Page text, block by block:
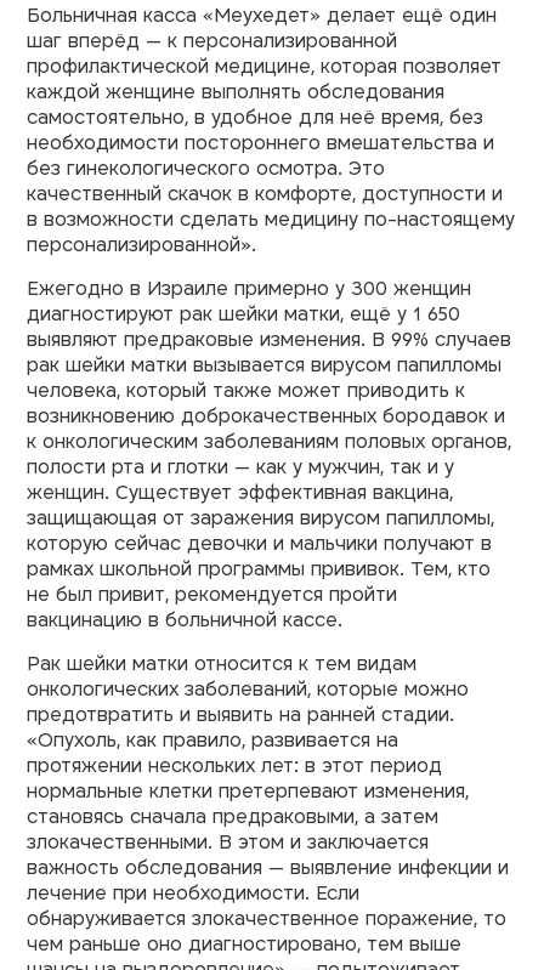
Больничная касса «Меухедет» делает ещё один
шаг вперёд — к персонализированной
профилактической медицине, которая позволяет
каждой женщине выполнять обследования
самостоятельно, в удобное для неё время, без
необходимости постороннего вмешательства и
без гинекологического осмотра. Это
качественный скачок в комфорте, доступности и
в возможности сделать медицину по-настоящему
персонализированной».
Ежегодно в Израиле примерно у 300 женщин
диагностируют рак шейки матки, ещё у 1 650
выявляют предраковые изменения. В 99% случаев
рак шейки матки вызывается вирусом папилломы
человека, который также может приводить к
возникновению доброкачественных бородавок и
к онкологическим заболеваниям половых органов,
полости рта и глотки — как у мужчин, так и у
женщин. Существует эффективная вакцина,
защищающая от заражения вирусом папилломы,
которую сейчас девочки и мальчики получают в
рамках школьной программы прививок. Тем, кто
не был привит, рекомендуется пройти
вакцинацию в больничной кассе.
Рак шейки матки относится к тем видам
онкологических заболеваний, которые можно
предотвратить и выявить на ранней стадии.
«Опухоль, как правило, развивается на
протяжении нескольких лет: в этот период
нормальные клетки претерпевают изменения,
становясь сначала предраковыми, а затем
злокачественными. В этом и заключается
важность обследования — выявление инфекции и
лечение при необходимости. Если
обнаруживается злокачественное поражение, то
чем раньше оно диагностировано, тем выше